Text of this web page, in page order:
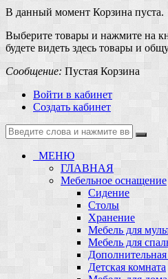
В данный момент Корзина пуста.
Выберите товары и нажмите на
будете видеть здесь товары и
Сообщение: Пустая Корзина
Войти в кабинет
Создать кабинет
МЕНЮ
ГЛАВНАЯ
Мебельное оснащение
Сидение
Столы
Хранение
Мебель для
Мебель для
Детская комната